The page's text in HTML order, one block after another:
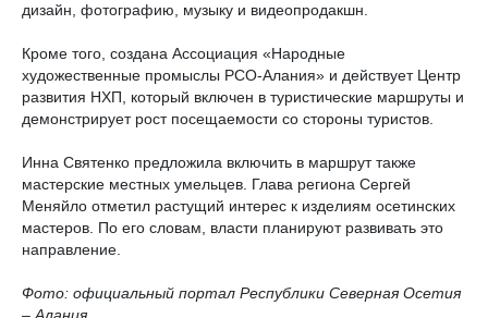
дизайн, фотографию, музыку и видеопродакшн.
Кроме того, создана Ассоциация «Народные
художественные промыслы РСО-Алания» и действует Центр
развития НХП, который включен в туристические маршруты и
демонстрирует рост посещаемости со стороны туристов.
Инна Святенко предложила включить в маршрут также
мастерские местных умельцев. Глава региона Сергей
Меняйло отметил растущий интерес к изделиям осетинских
мастеров. По его словам, власти планируют развивать это
направление.
Фото: официальный портал Республики Северная Осетия